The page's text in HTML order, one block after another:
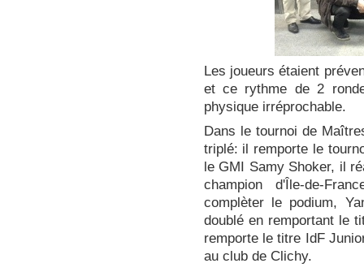
Les joueurs étaient
et ce rythme de 2
physique irréprochable.
Dans le tournoi de
triplé: il remporte le
le GMI Samy Shoker, il
champion d'Île-de-
complèter le podium,
doublé en remportant le
remporte le titre IdF
au club de Clichy.